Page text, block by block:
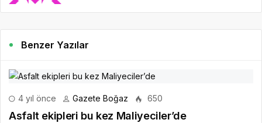
Benzer Yazılar
4 yıl önce Gazete Boğaz 650
Asfalt ekipleri bu kez Maliyeciler’de